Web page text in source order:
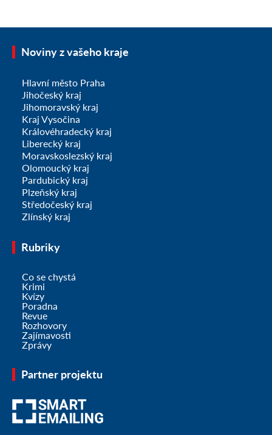
Noviny z vašeho kraje
Hlavní město Praha
Jihočeský kraj
Jihomoravský kraj
Kraj Vysočina
Královéhradecký kraj
Liberecký kraj
Moravskoslezský kraj
Olomoucký kraj
Pardubický kraj
Plzeňský kraj
Středočeský kraj
Zlínský kraj
Rubriky
Co se chystá
Krimi
Kvízy
Poradna
Revue
Rozhovory
Zajímavosti
Zprávy
Partner projektu